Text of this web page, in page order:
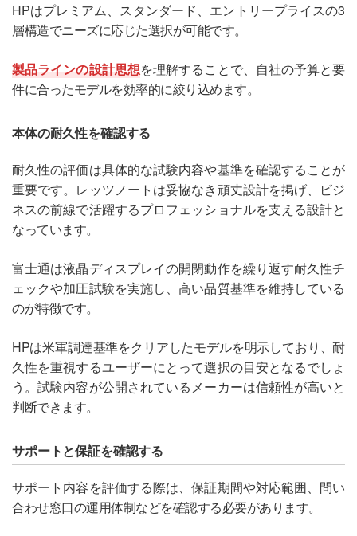
HPはプレミアム、スタンダード、エントリープライスの3
層構造でニーズに応じた選択が可能です。
製品ラインの設計思想を理解することで、自社の予算と要
件に合ったモデルを効率的に絞り込めます。
本体の耐久性を確認する
耐久性の評価は具体的な試験内容や基準を確認することが
重要です。レッツノートは妥協なき頑丈設計を掲げ、ビジ
ネスの前線で活躍するプロフェッショナルを支える設計と
なっています。
富士通は液晶ディスプレイの開閉動作を繰り返す耐久性チ
ェックや加圧試験を実施し、高い品質基準を維持している
のが特徴です。
HPは米軍調達基準をクリアしたモデルを明示しており、耐
久性を重視するユーザーにとって選択の目安となるでしょ
う。試験内容が公開されているメーカーは信頼性が高いと
判断できます。
サポートと保証を確認する
サポート内容を評価する際は、保証期間や対応範囲、問い
合わせ窓口の運用体制などを確認する必要があります。